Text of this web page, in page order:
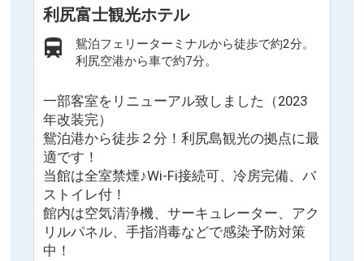
利尻富士観光ホテル
鴛泊フェリーターミナルから徒歩で約2分。
利尻空港から車で約7分。
一部客室をリニューアル致しました（2023
年改装完）
鴛泊港から徒歩２分！利尻島観光の拠点に最
適です！
当館は全室禁煙♪Wi-Fi接続可、冷房完備、バ
ストイレ付！
館内は空気清浄機、サーキュレーター、アク
リルパネル、手指消毒などで感染予防対策
中！